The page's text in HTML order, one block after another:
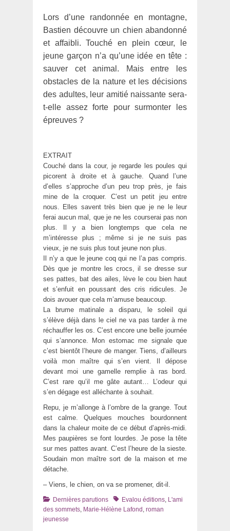
Lors d’une randonnée en montagne,
Bastien découvre un chien abandonné
et affaibli. Touché en plein cœur, le
jeune garçon n’a qu’une idée en tête :
sauver cet animal. Mais entre les
obstacles de la nature et les décisions
des adultes, leur amitié naissante sera-
t-elle assez forte pour surmonter les
épreuves ?
EXTRAIT
Couché dans la cour, je regarde les poules qui
picorent à droite et à gauche. Quand l’une
d’elles s’approche d’un peu trop près, je fais
mine de la croquer. C’est un petit jeu entre
nous. Elles savent très bien que je ne le leur
ferai aucun mal, que je ne les courserai pas non
plus. Il y a bien longtemps que cela ne
m’intéresse plus ; même si je ne suis pas
vieux, je ne suis plus tout jeune non plus.
Il n’y a que le jeune coq qui ne l’a pas compris.
Dès que je montre les crocs, il se dresse sur
ses pattes, bat des ailes, lève le cou bien haut
et s’enfuit en poussant des cris ridicules. Je
dois avouer que cela m’amuse beaucoup.
La brume matinale a disparu, le soleil qui
s’élève déjà dans le ciel ne va pas tarder à me
réchauffer les os. C’est encore une belle journée
qui s’annonce. Mon estomac me signale que
c’est bientôt l’heure de manger. Tiens, d’ailleurs
voilà mon maître qui s’en vient. Il dépose
devant moi une gamelle remplie à ras bord.
C’est rare qu’il me gâte autant… L’odeur qui
s’en dégage est alléchante à souhait.
Repu, je m’allonge à l’ombre de la grange. Tout
est calme. Quelques mouches bourdonnent
dans la chaleur moite de ce début d’après-midi.
Mes paupières se font lourdes. Je pose la tête
sur mes pattes avant. C’est l’heure de la sieste.
Soudain mon maître sort de la maison et me
détache.
– Viens, le chien, on va se promener, dit-il.
Catégories
Dernières parutions TagsEvalou éditions L'ami
des sommets Marie-Hélène Lafond roman
jeunesse